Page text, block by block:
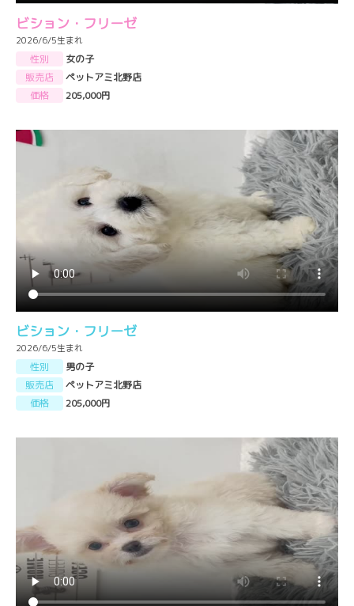
ビション・フリーゼ
2026/6/5生まれ
性別
女の子
販売店
ペットアミ北野店
価格
205,000円
ビション・フリーゼ
2026/6/5生まれ
性別
男の子
販売店
ペットアミ北野店
価格
205,000円